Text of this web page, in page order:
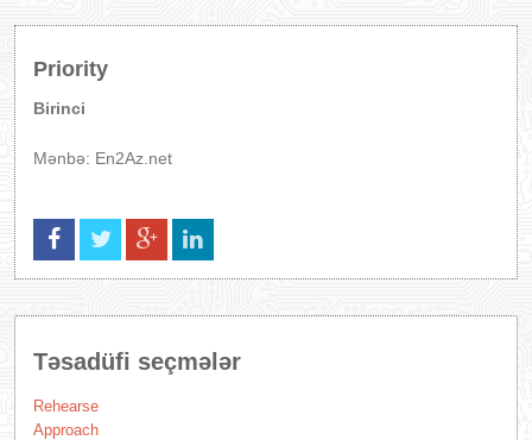
Priority
Birinci
Mənbə: En2Az.net
Təsadüfi seçmələr
Rehearse
Approach